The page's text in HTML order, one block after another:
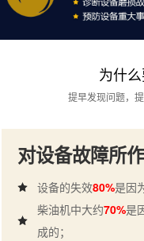
为什
提早发现问题，
对设备故障所
设备的失效80%是因
柴油机中大约70%是
成的；